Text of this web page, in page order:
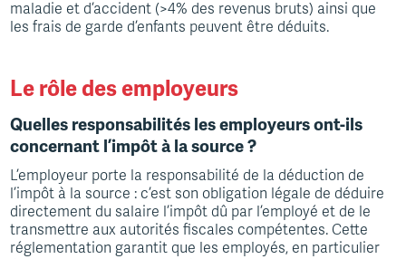
maladie et d’accident (>4% des revenus bruts) ainsi que
les frais de garde d’enfants peuvent être déduits.
Le rôle des employeurs
Quelles responsabilités les employeurs ont-ils
concernant l’impôt à la source ?
L’employeur porte la responsabilité de la déduction de
l’impôt à la source : c’est son obligation légale de déduire
directement du salaire l’impôt dû par l’employé et de le
transmettre aux autorités fiscales compétentes. Cette
réglementation garantit que les employés, en particulier